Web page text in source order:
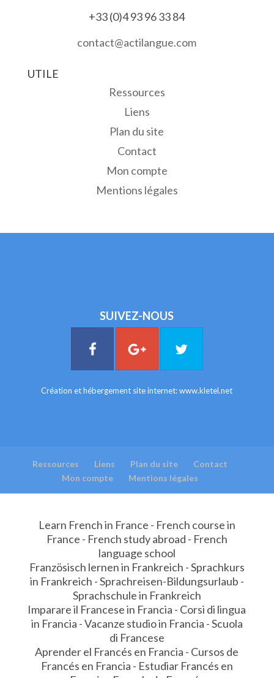
+33 (0)4 93 96 33 84
contact@actilangue.com
UTILE
Ressources
Liens
Plan du site
Contact
Mon compte
Mentions légales
SUIVEZ-NOUS
Création et hébergement site internet:www.kletel.net
Ressources Liens Plan du site
Contact
Mon compte
Mentions légales
Learn French in France - French course in
France - French study abroad - French
language school
Französisch lernen in Frankreich - Sprachkurs
in Frankreich - Sprachreisen-Bildungsurlaub -
Sprachschule in Frankreich
Imparare il Francese in Francia - Corsi di lingua
in Francia - Vacanze studio in Francia - Scuola
di Francese
Aprender el Francés en Francia - Cursos de
Francés en Francia - Estudiar Francés en